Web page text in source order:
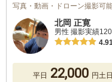
写真・動画・ドローン撮影可能
北岡 正寛
男性 撮影実績
4.91
平日 22,000 円土